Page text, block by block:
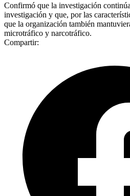
Confirmó que la investigación
investigación y que, por las
que la organización también
microtráfico y narcotráfico.
Compartir: